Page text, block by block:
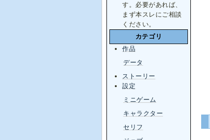
す。必要があれば、
まず本スレにご相談
ください。
カテゴリ
作品
データ
ストーリー
設定
ミニゲーム
キャラクター
セリフ